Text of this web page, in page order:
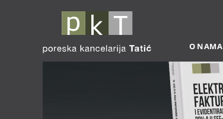
O NAMA